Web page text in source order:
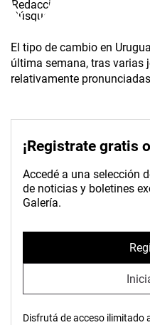
El tipo de cambio en
última semana, tras varias
relativamente
¡Registrate gratis
Accedé a una selección
de noticias y boletines
Galería.
Disfrutá de acceso ilimitado